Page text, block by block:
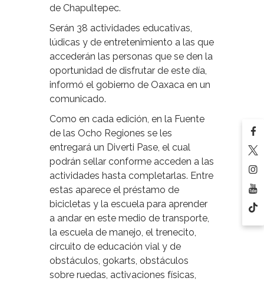
de Chapultepec.
Serán 38 actividades educativas,
lúdicas y de entretenimiento a las que
accederán las personas que se den la
oportunidad de disfrutar de este día,
informó el gobierno de Oaxaca en un
comunicado.
Como en cada edición, en la Fuente
de las Ocho Regiones se les
entregará un Diverti Pase, el cual
podrán sellar conforme acceden a las
actividades hasta completarlas. Entre
estas aparece el préstamo de
bicicletas y la escuela para aprender
a andar en este medio de transporte,
la escuela de manejo, el trenecito,
circuito de educación vial y de
obstáculos, gokarts, obstáculos
sobre ruedas, activaciones físicas,